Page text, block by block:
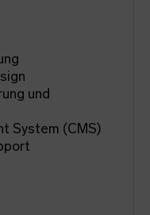
und
System (CMS)